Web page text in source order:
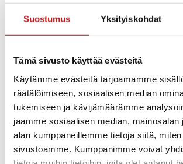
Suostumus Yksityiskohdat
Tämä sivusto käyttää evästeitä
Käytämme evästeitä tarjoamamme
räätälöimiseen, sosiaalisen median
tukemiseen ja kävijämäärämme
jaamme sosiaalisen median, mainosalan
alan kumppaneillemme tietoja siitä,
sivustoamme. Kumppanimme voivat
Lisää kalenteriin
TIEDOT
Päivämäärä:
ti 25.6.2024
Aika:
13:00 - 14:30
Hinta:
Ilmainen
JÄRJESTÄJÄ
Rautalammin
iseura.fi
Siirry
verkkosivuille